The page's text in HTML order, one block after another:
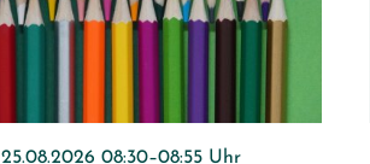
25.08.2026 08:30–08:55 Uhr